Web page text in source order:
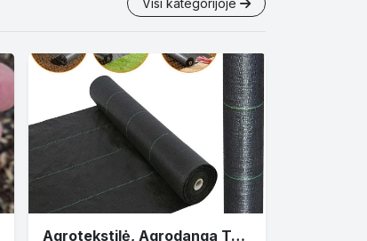
Visi kategorijoje
Agrotekstilė, Agrodanga Turime nuo 0,4m iki 4,2 m.pločio + Smaigai